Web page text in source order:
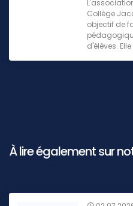
Collège
objectif de
d'élèves.
À lire également sur